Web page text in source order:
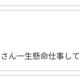
ん一生懸命仕事して